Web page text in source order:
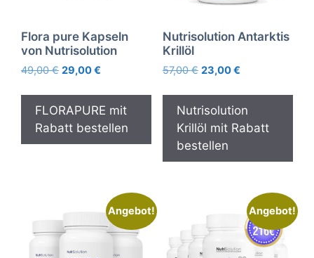
Flora pure Kapseln
von Nutrisolution
49,00€ Ursprünglicher
war:
49,00 €
29,00€
ist:
29,00 €.
FLORAPURE mit
Rabatt bestellen
Nutrisolution Antarktis
Krillöl
57,00€ Ursprünglicher
war:
57,00 €
23,00€Aktueller
ist:
23,00 €.
Nutrisolution
Krillöl mit Rabatt
bestellen
Angebot! Angebot!